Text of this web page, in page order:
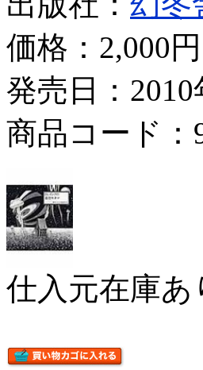
価格： 2,000円
発売日：2010
商品コード：
仕入元在庫あ